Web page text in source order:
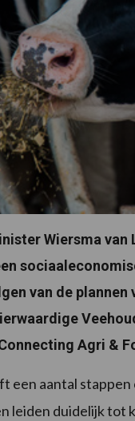
Wiersma van
van de
Agri &
een aantal
leiden duidelijk tot